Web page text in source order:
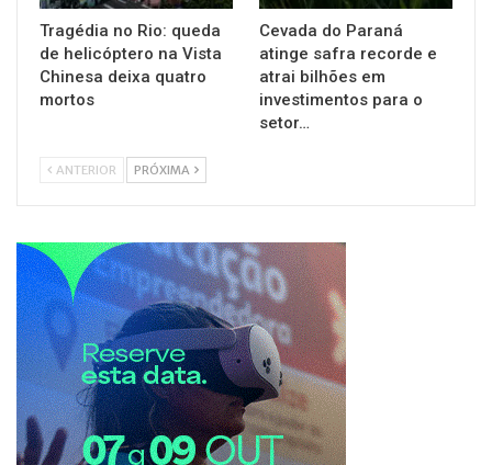
Tragédia no Rio: queda
de helicóptero na Vista
Chinesa deixa quatro
mortos
Cevada do Paraná
atinge safra recorde e
atrai bilhões em
investimentos para o
setor…
ANTERIOR PRÓXIMA